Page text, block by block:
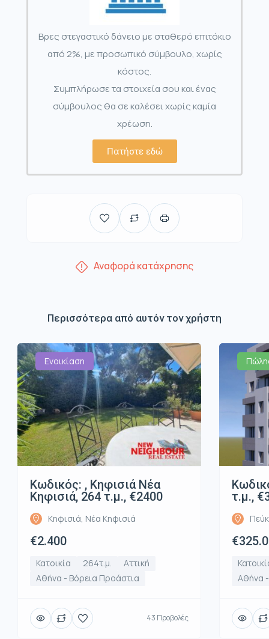
Βρες στεγαστικό δάνειο με σταθερό επιτόκιο
από 2%, με προσωπικό σύμβουλο, χωρίς
κόστος.
Συμπλήρωσε τα στοιχεία σου και ένας
σύμβουλος θα σε καλέσει χωρίς καμία
χρέωση.
Πατήστε εδώ
Αναφορά κατάχρησης
Περισσότερα από αυτόν τον χρήστη
Ενοικίαση
Κωδικός: , Κηφισιά Νέα
Κηφισιά, 264 τ.μ., €2400
Κηφισιά, Νέα Κηφισιά
€2.400
Κατοικία 264τ.μ.
Αττική
Αθήνα - Βόρεια Προάστια
43 Προβολές
τ.μ.,
Αθήνα